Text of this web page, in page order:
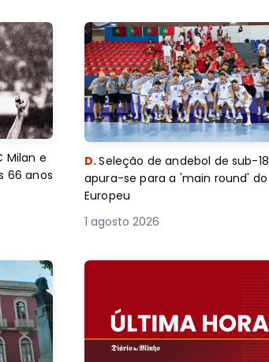
Milan e
66 anos
D.Seleção de andebol de sub-18
apura-se para a 'main round' do
Europeu
1 agosto 2026